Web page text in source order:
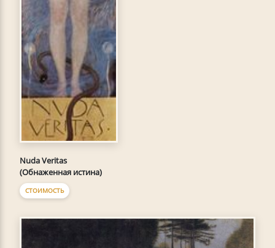
Nuda Veritas
(Обнаженная истина)
СТОИМОСТЬ